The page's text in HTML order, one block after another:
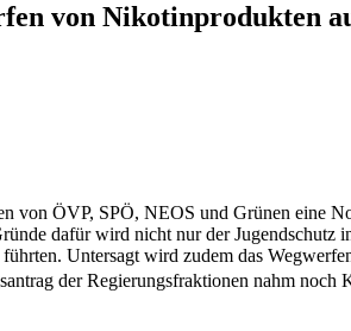
von Nikotinprodukten
von ÖVP, SPÖ, NEOS und Grünen eine
dafür wird nicht nur der Jugendschutz
Untersagt wird zudem das
der Regierungsfraktionen nahm noch